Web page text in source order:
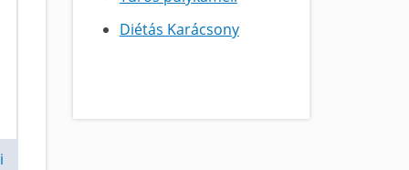
Diétás Karácsony